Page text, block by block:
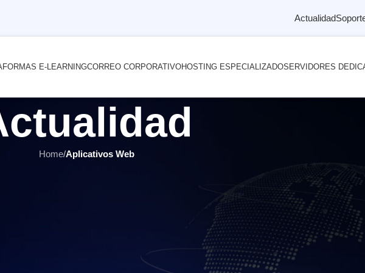
Actualidad
E-LEARNINGCORREO CORPORATIVOHOSTING ESPECIALIZADOSERVIDORES
Home/Aplicativos Web
contratar un proveedor de servicios Web?
a tener en cuenta al contratar proveedores de servicios Web.
aquí la primera parte del artículo